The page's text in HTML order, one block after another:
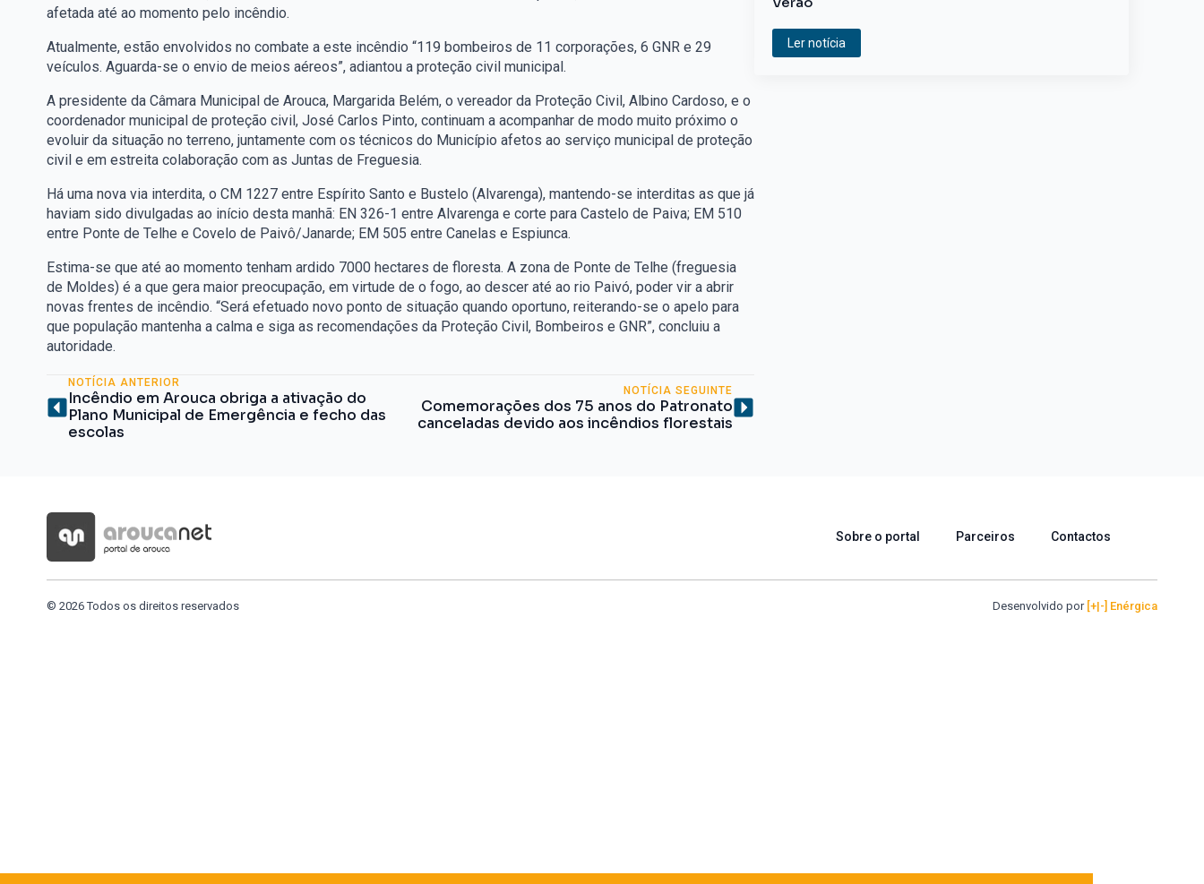
afetada até ao momento pelo incêndio.
Atualmente, estão envolvidos no combate a este incêndio “119 bombeiros de 11 corporações, 6 GNR e 29
veículos. Aguarda-se o envio de meios aéreos”, adiantou a proteção civil municipal.
A presidente da Câmara Municipal de Arouca, Margarida Belém, o vereador da Proteção Civil, Albino Cardoso, e o
coordenador municipal de proteção civil, José Carlos Pinto, continuam a acompanhar de modo muito próximo o
evoluir da situação no terreno, juntamente com os técnicos do Município afetos ao serviço municipal de proteção
civil e em estreita colaboração com as Juntas de Freguesia.
Há uma nova via interdita, o CM 1227 entre Espírito Santo e Bustelo (Alvarenga), mantendo-se interditas as que já
haviam sido divulgadas ao início desta manhã: EN 326-1 entre Alvarenga e corte para Castelo de Paiva; EM 510
entre Ponte de Telhe e Covelo de Paivô/Janarde; EM 505 entre Canelas e Espiunca.
Estima-se que até ao momento tenham ardido 7000 hectares de floresta. A zona de Ponte de Telhe (freguesia
de Moldes) é a que gera maior preocupação, em virtude de o fogo, ao descer até ao rio Paivó, poder vir a abrir
novas frentes de incêndio. “Será efetuado novo ponto de situação quando oportuno, reiterando-se o apelo para
que população mantenha a calma e siga as recomendações da Proteção Civil, Bombeiros e GNR”, concluiu a
autoridade.
NOTÍCIA ANTERIOR
Incêndio em Arouca obriga a ativação do
Plano Municipal de Emergência e fecho das
escolas
NOTÍCIA SEGUINTE
Comemorações dos 75 anos do Patronato
canceladas devido aos incêndios florestais
Ler notícia
Sobre o portal Parceiros Contactos
© 2026 Todos os direitos reservados Desenvolvido por [+|-] Enérgica